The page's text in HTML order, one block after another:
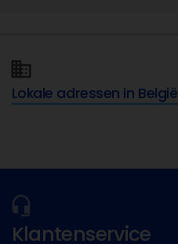
Lokale adressen in België
Klantenservice